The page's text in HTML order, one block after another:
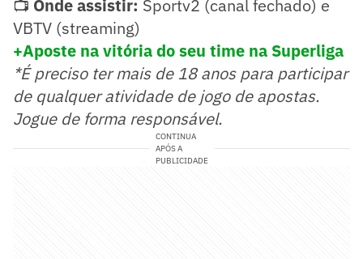
📺 Onde assistir: Sportv2 (canal fechado) e
VBTV (streaming)
+Aposte na vitória do seu time na Superliga
*É preciso ter mais de 18 anos para participar
de qualquer atividade de jogo de apostas.
Jogue de forma responsável.
CONTINUA
APÓS A
PUBLICIDADE